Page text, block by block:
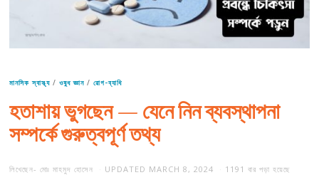
মানসিক স্বাস্থ্য / ওষুধ জ্ঞান / রোগ-ব্যাধি
হতাশায় ভুগছেন — যেনে নিন ব্যবস্থাপনা
সম্পর্কে গুরুত্বপূর্ণ তথ্য
লিখেছেন-মোঃ মাহমুদ হোসেন UPDATED MARCH 8, 2024 1191 বার পড়া হয়েছে